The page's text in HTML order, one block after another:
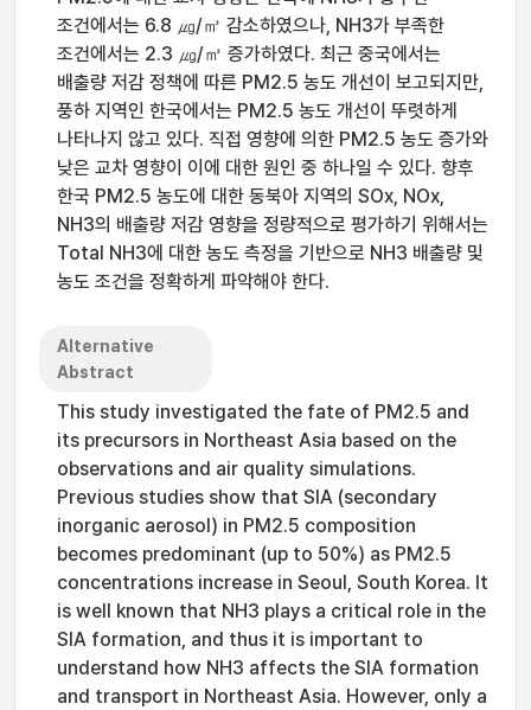
조건에서는 6.8 ㎍/㎥ 감소하였으나, NH3가 부족한
조건에서는 2.3 ㎍/㎥ 증가하였다. 최근 중국에서는
배출량 저감 정책에 따른 PM2.5 농도 개선이 보고되지만,
풍하 지역인 한국에서는 PM2.5 농도 개선이 뚜렷하게
나타나지 않고 있다. 직접 영향에 의한 PM2.5 농도 증가와
낮은 교차 영향이 이에 대한 원인 중 하나일 수 있다. 향후
한국 PM2.5 농도에 대한 동북아 지역의 SOx, NOx,
NH3의 배출량 저감 영향을 정량적으로 평가하기 위해서는
Total NH3에 대한 농도 측정을 기반으로 NH3 배출량 및
농도 조건을 정확하게 파악해야 한다.
Alternative
Abstract
This study investigated the fate of PM2.5 and
its precursors in Northeast Asia based on the
observations and air quality simulations.
Previous studies show that SIA (secondary
inorganic aerosol) in PM2.5 composition
becomes predominant (up to 50%) as PM2.5
concentrations increase in Seoul, South Korea. It
is well known that NH3 plays a critical role in the
SIA formation, and thus it is important to
understand how NH3 affects the SIA formation
and transport in Northeast Asia. However, only a